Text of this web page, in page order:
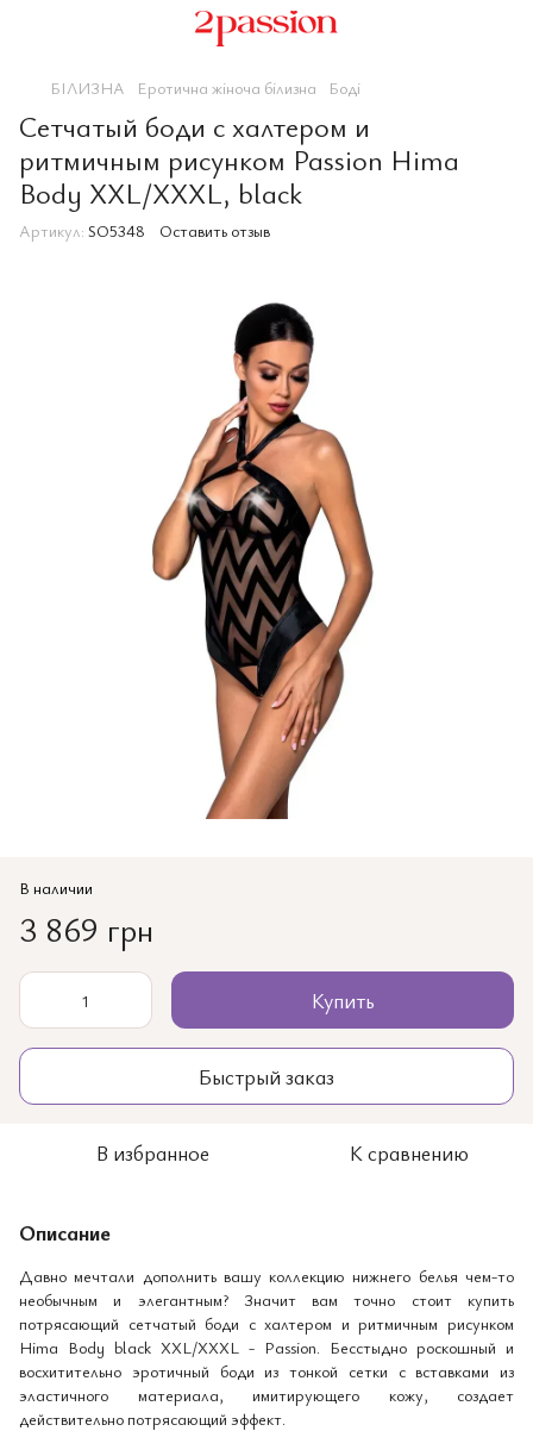
БІЛИЗНА Еротична жіноча білизна Боді
Сетчатый боди с халтером и
ритмичным рисунком Passion Hima
Body XXL/XXXL, black
Артикул: SO5348 Оставить отзыв
В наличии
3 869 грн
Купить
Быстрый заказ
В избранное К сравнению
Описание
Давно мечтали дополнить вашу коллекцию нижнего белья чем-то
необычным и элегантным? Значит вам точно стоит купить
потрясающий сетчатый боди с халтером и ритмичным рисунком
Hima Body black XXL/XXXL - Passion. Бесстыдно роскошный и
восхитительно эротичный боди из тонкой сетки с вставками из
эластичного материала, имитирующего кожу, создает
действительно потрясающий эффект.